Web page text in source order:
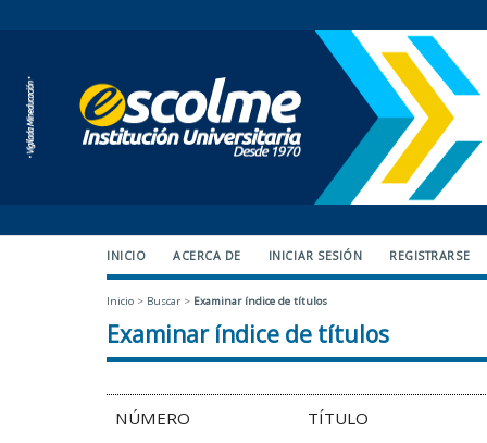
INICIO ACERCA DE INICIAR SESIÓN REGISTRARSE
Inicio > Buscar > Examinar índice de títulos
Examinar índice de títulos
NÚMERO TÍTULO